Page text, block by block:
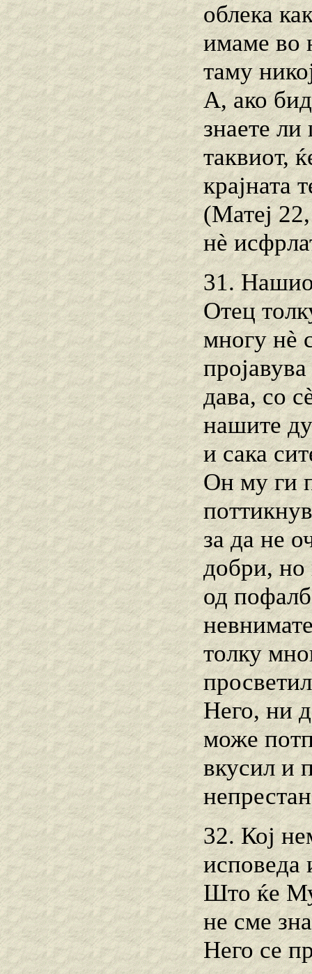
облека
имаме во
таму
А, ако
знаете
таквиот,
крајната
(Матеј
нѐ
31.
Отец
многу нѐ
дава, со
нашите
и сака
Он му ги
за да не
добри, но
од
толку
Него, ни
може
вкусил и
32. Кој
исповеда
Што ќе
не сме
Него се